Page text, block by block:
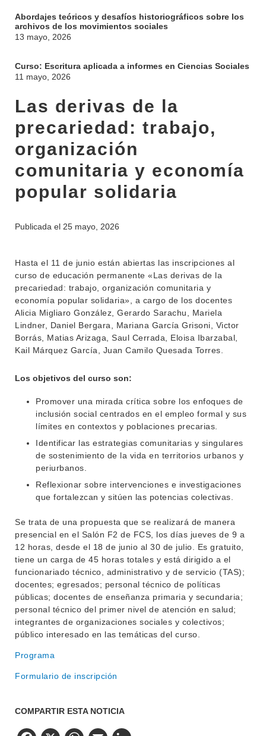
INSTITUCIONAL
ENSEÑANZA
INVESTIGACIÓN
EXTENSIÓN
SERVICIOS
LLAMADOS
NOTICIAS
CONTACTO
EVA FCS
OFERTA DE GRADO
POSGRADOS
EDUCACIÓN PERMANENTE
MOVILIDAD ACADÉMICA
BIBLIOTECA
Abordajes teóricos y desafíos historiográficos sobre los
archivos de los movimientos sociales
13 mayo, 2026
Curso: Escritura aplicada a informes en Ciencias Sociales
11 mayo, 2026
Las derivas de la
precariedad: trabajo,
organización
comunitaria y economía
popular solidaria
Publicada el 25 mayo, 2026
Hasta el 11 de junio están abiertas las inscripciones al
curso de educación permanente «Las derivas de la
precariedad: trabajo, organización comunitaria y
economía popular solidaria», a cargo de los docentes
Alicia Migliaro González, Gerardo Sarachu, Mariela
Lindner, Daniel Bergara, Mariana García Grisoni, Victor
Borrás, Matias Arizaga, Saul Cerrada, Eloisa Ibarzabal,
Kail Márquez García, Juan Camilo Quesada Torres.
Los objetivos del curso son:
Promover una mirada crítica sobre los enfoques de
inclusión social centrados en el empleo formal y sus
límites en contextos y poblaciones precarias.
Identificar las estrategias comunitarias y singulares
de sostenimiento de la vida en territorios urbanos y
periurbanos.
Reflexionar sobre intervenciones e investigaciones
que fortalezcan y sitúen las potencias colectivas.
Se trata de una propuesta que se realizará de manera
presencial en el Salón F2 de FCS, los días jueves de 9 a
12 horas, desde el 18 de junio al 30 de julio. Es gratuito,
tiene un carga de 45 horas totales y está dirigido a el
funcionariado técnico, administrativo y de servicio (TAS);
docentes; egresados; personal técnico de políticas
públicas; docentes de enseñanza primaria y secundaria;
personal técnico del primer nivel de atención en salud;
integrantes de organizaciones sociales y colectivos;
público interesado en las temáticas del curso.
Programa
Formulario de inscripción
COMPARTIR ESTA NOTICIA